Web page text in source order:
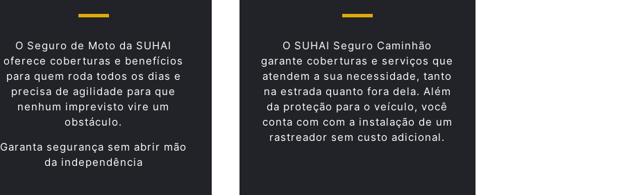
O Seguro de Moto da SUHAI
oferece coberturas e benefícios
para quem roda todos os dias e
precisa de agilidade para que
nenhum imprevisto vire um
obstáculo.
Garanta segurança sem abrir mão
da independência
O SUHAI Seguro Caminhão
garante coberturas e serviços que
atendem a sua necessidade, tanto
na estrada quanto fora dela. Além
da proteção para o veículo, você
conta com com a instalação de um
rastreador sem custo adicional.